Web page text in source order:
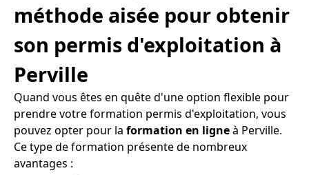
méthode aisée pour obtenir
son permis d'exploitation à
Perville
Quand vous êtes en quête d'une option flexible pour
prendre votre formation permis d'exploitation, vous
pouvez opter pour la formation en ligneà Perville.
Ce type de formation présente de nombreux
avantages :